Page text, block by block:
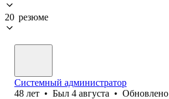
20 резюме
Системный администратор
48 лет • Был 4 августа • Обновлено